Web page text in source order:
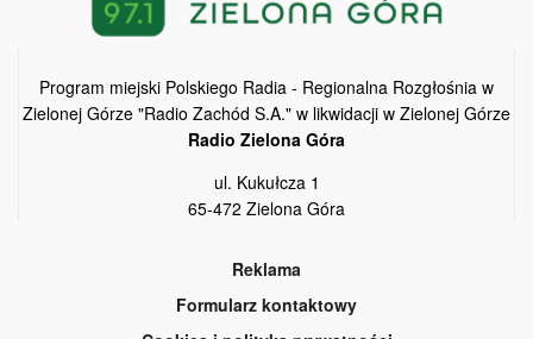
Program miejski Polskiego Radia - Regionalna Rozgłośnia w
Zielonej Górze "Radio Zachód S.A." w likwidacji w Zielonej Górze
Radio Zielona Góra
ul. Kukułcza 1
65-472 Zielona Góra
Reklama
Formularz kontaktowy